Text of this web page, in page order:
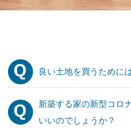
良い土地を買うために
新築する家の新型コロ
いいのでしょうか？